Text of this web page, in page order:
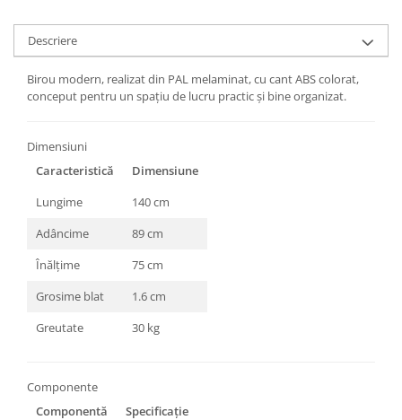
Descriere
Birou modern, realizat din PAL melaminat, cu cant ABS colorat,
conceput pentru un spațiu de lucru practic și bine organizat.
Dimensiuni
Caracteristică
Dimensiune
Lungime
140 cm
Adâncime
89 cm
Înălțime
75 cm
Grosime blat
1.6 cm
Greutate
30 kg
Componente
Componentă
Specificație